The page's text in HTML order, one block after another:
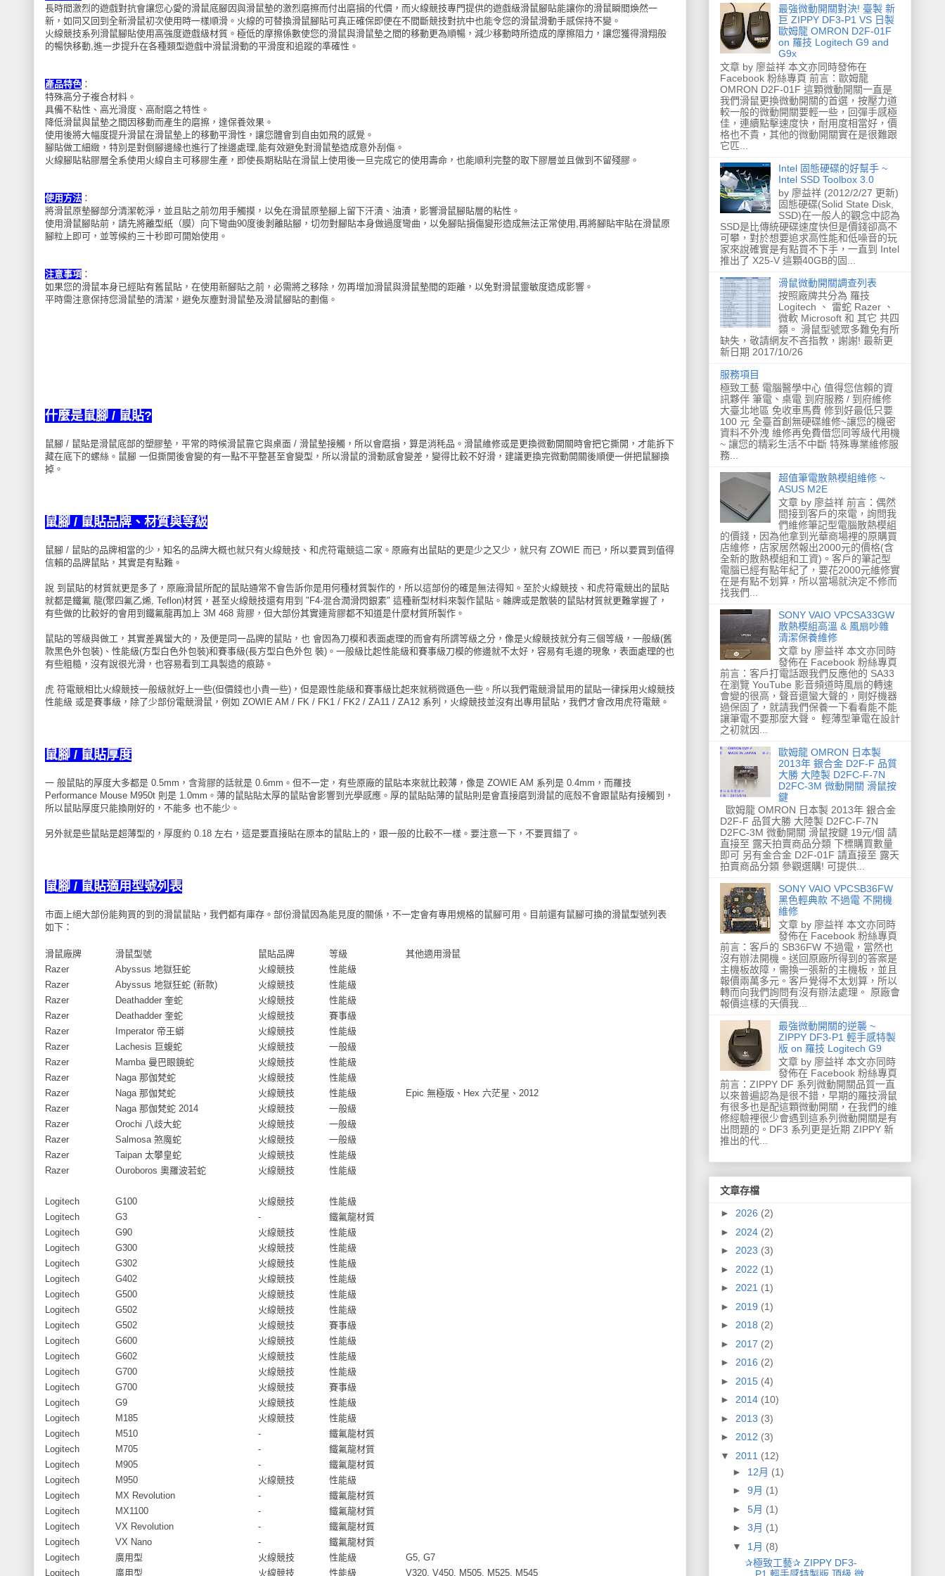
長時間激烈的遊戲對抗會讓您心愛的滑鼠底腳因與滑鼠墊的激烈磨擦而付出磨損的代價，而火線競技專門提供的遊戲級滑鼠腳貼能讓你的滑鼠瞬間煥然一
新，如同又回到全新滑鼠初次使用時一樣順滑。火線的可替換滑鼠腳貼可真正確保即便在不間斷競技對抗中也能令您的滑鼠滑動手感保持不變。
火線競技系列滑鼠腳貼使用高強度遊戲級材質。極低的摩擦係數使您的滑鼠與滑鼠墊之間的移動更為順暢，減少移動時所造成的摩擦阻力，讓您獲得滑翔般
的暢快移動,進一步提升在各種類型遊戲中滑鼠滑動的平滑度和追蹤的準確性。
產品特色 ：
特殊高分子複合材料。
具備不粘性、高光滑度、高耐磨之特性。
降低滑鼠與鼠墊之間因移動而產生的磨擦，達保養效果。
使用後將大幅度提升滑鼠在滑鼠墊上的移動平滑性，讓您體會到自由如飛的感覺。
腳貼做工細緻，特別是對倒腳邊緣也進行了挫邊處理,能有效避免對滑鼠墊造成意外刮傷。
火線腳貼粘膠層全系使用火線自主可移膠生產，即使長期粘貼在滑鼠上使用後一旦完成它的使用壽命，也能順利完整的取下膠層並且做到不留殘膠。
使用方法 ：
將滑鼠原墊腳部分清潔乾淨，並且貼之前勿用手觸摸，以免在滑鼠原墊腳上留下汗漬、油漬，影響滑鼠腳貼層的粘性。
使用滑鼠腳貼前，請先將離型紙（膜）向下彎曲90度後剝離貼腳，切勿對腳貼本身做過度彎曲，以免腳貼損傷變形造成無法正常使用,再將腳貼牢貼在滑鼠原
腳粒上即可，並等候約三十秒即可開始使用。
注意事項 ：
如果您的滑鼠本身已經貼有舊鼠貼，在使用新腳貼之前，必需將之移除，勿再增加滑鼠與滑鼠墊間的距離，以免對滑鼠靈敏度造成影響。
平時需注意保持您滑鼠墊的清潔，避免灰塵對滑鼠墊及滑鼠腳貼的劃傷。
什麼是鼠腳 / 鼠貼?
鼠腳 / 鼠貼是滑鼠底部的塑膠墊，平常的時候滑鼠靠它與桌面 / 滑鼠墊接觸，所以會磨損，算是消秏品。滑鼠維修或是更換微動開關時會把它撕開，才能拆下
藏在底下的螺絲。鼠腳 一但撕開後會變的有一點不平整甚至會變型，所以滑鼠的滑動感會變差，變得比較不好滑，建議更換完微動開關後順便一併把鼠腳換
掉。
鼠腳 / 鼠貼品牌、材質與等級
鼠腳 / 鼠貼的品牌相當的少，知名的品牌大概也就只有火線競技、和虎符電競這二家。原廠有出鼠貼的更是少之又少，就只有 ZOWIE 而已，所以要買到值得
信賴的品牌鼠貼，其實是有點難。
說 到鼠貼的材質就更是多了，原廠滑鼠所配的鼠貼通常不會告訴你是用何種材質製作的，所以這部份的確是無法得知。至於火線競技、和虎符電競出的鼠貼
就都是鐵氟 龍(聚四氟乙烯, Teflon)材質，甚至火線競技還有用到 "F4-混合潤滑閃銀素" 這種新型材料來製作鼠貼。雜牌或是散裝的鼠貼材質就更難掌握了，
有些做的比較好的會用到鐵氟龍再加上 3M 468 背膠，但大部份其實連背膠都不知道是什麼材質所製作。
鼠貼的等級與做工，其實差異蠻大的，及便是同一品牌的鼠貼，也 會因為刀模和表面處理的而會有所謂等級之分，像是火線競技就分有三個等級，一般級(舊
款黑色外包裝)、性能級(方型白色外包裝)和賽事級(長方型白色外包 裝)。一般級比起性能級和賽事級刀模的修邊就不太好，容易有毛邊的現象，表面處理的也
有些粗糙，沒有說很光滑，也容易看到工具製造的痕跡。
虎 符電競相比火線競技一般級就好上一些(但價錢也小貴一些)，但是跟性能級和賽事級比起來就稍微遜色一些。所以我們電競滑鼠用的鼠貼一律採用火線競技
性能級 或是賽事級，除了少部份電競滑鼠，例如 ZOWIE AM / FK / FK1 / FK2 / ZA11 / ZA12 系列，火線競技並沒有出專用鼠貼，我們才會改用虎符電競。
鼠腳 / 鼠貼厚度
一 般鼠貼的厚度大多都是 0.5mm，含背膠的話就是 0.6mm。但不一定，有些原廠的鼠貼本來就比較薄，像是 ZOWIE AM 系列是 0.4mm，而羅技
Performance Mouse M950t 則是 1.0mm。薄的鼠貼貼太厚的鼠貼會影響到光學感應。厚的鼠貼貼薄的鼠貼則是會直接磨到滑鼠的底殼不會跟鼠貼有接觸到，
所以鼠貼厚度只能換剛好的，不能多 也不能少。
另外就是些鼠貼是超薄型的，厚度約 0.18 左右，這是要直接貼在原本的鼠貼上的，跟一般的比較不一樣。要注意一下，不要買錯了。
鼠腳 / 鼠貼適用型號列表
市面上絕大部份能夠買的到的滑鼠鼠貼，我們都有庫存。部份滑鼠因為能見度的關係，不一定會有專用規格的鼠腳可用。目前還有鼠腳可換的滑鼠型號列表
如下：
滑鼠廠牌 滑鼠型號 鼠貼品牌 等級
其他適用滑鼠
Razer
Abyssus 地獄狂蛇 火線競技
性能級
Razer
Abyssus 地獄狂蛇 (新款) 火線競技
性能級
Razer
Deathadder 奎蛇 火線競技
性能級
Razer
Deathadder 奎蛇 火線競技
賽事級
Razer
Imperator 帝王蟒 火線競技
性能級
Razer
Lachesis 巨蝮蛇 火線競技
一般級
Razer
Mamba 曼巴眼鏡蛇 火線競技
性能級
Razer
Naga 那伽梵蛇 火線競技
性能級
Razer
Naga 那伽梵蛇 火線競技 性能級
Epic 無極版、Hex 六茫星、2012
Razer
Naga 那伽梵蛇 2014 火線競技
一般級
Razer
Orochi 八歧大蛇 火線競技
一般級
Razer
Salmosa 煞魔蛇 火線競技
一般級
Razer
Taipan 太攀皇蛇 火線競技
性能級
Razer
Ouroboros 奧羅波若蛇 火線競技 性能級
Logitech G100 火線競技
性能級
Logitech
G3 -
鐵氟龍材質
Logitech
G90 火線競技
性能級
Logitech
G300 火線競技
性能級
Logitech
G302 火線競技
性能級
Logitech
G402 火線競技
性能級
Logitech
G500 火線競技
性能級
Logitech
G502 火線競技
性能級
Logitech
G502 火線競技
賽事級
Logitech
G600 火線競技
性能級
Logitech
G602 火線競技
性能級
Logitech
G700 火線競技
性能級
Logitech
G700 火線競技
賽事級
Logitech
G9 火線競技
性能級
Logitech
M185 火線競技
性能級
Logitech
M510 -
鐵氟龍材質
Logitech
M705 -
鐵氟龍材質
Logitech
M905 -
鐵氟龍材質
Logitech
M950 火線競技
性能級
Logitech
MX Revolution -
鐵氟龍材質
Logitech
MX1100 -
鐵氟龍材質
Logitech
VX Revolution -
鐵氟龍材質
Logitech
VX Nano -
鐵氟龍材質
Logitech
廣用型 火線競技 性能級
G5, G7
Logitech
廣用型 火線競技 性能級 V320, V450, M505, M525, M545
最強微動開關對決! 臺製 新
巨 ZIPPY DF3-P1 VS 日製
歐姆龍 OMRON D2F-01F
on 羅技 Logitech G9 and
G9x
文章 by 廖益祥 本文亦同時發佈在
Facebook 粉絲專頁 前言：歐姆龍
OMRON D2F-01F 這顆微動開關一直是
我們滑鼠更換微動開關的首選，按壓力道
較一般的微動開關要輕一些，回彈手感極
佳，連續點擊速度快，耐用度相當好，價
格也不貴，其他的微動開關實在是很難跟
它匹...
Intel 固態硬碟的好幫手 ~
Intel SSD Toolbox 3.0
by 廖益祥 (2012/2/27 更新)
固態硬碟(Solid State Disk,
SSD)在一般人的觀念中認為
SSD是比傳統硬碟速度快但是價錢卻高不
可攀，對於想要追求高性能和低噪音的玩
家來說確實是有點買不下手，一直到 Intel
推出了 X25-V 這顆40GB的固...
滑鼠微動開關調查列表
按照廠牌共分為 羅技
Logitech 、 雷蛇 Razer 、
微軟 Microsoft 和 其它 共四
類。 滑鼠型號眾多難免有所
缺失，敬請網友不吝指教，謝謝! 最新更
新日期 2017/10/26
服務項目
極致工藝 電腦醫學中心 值得您信賴的資
訊夥伴 筆電、桌電 到府服務 / 到府維修
大臺北地區 免收車馬費 修到好最低只要
100 元 全臺首創無硬碟維修~讓您的機密
資料不外洩 維修再免費借您同等級代用機
~ 讓您的精彩生活不中斷 特殊專業維修服
務...
超值筆電散熱模組維修 ~
ASUS M2E
文章 by 廖益祥 前言：偶然
間接到客戶的來電，詢問我
們維修筆記型電腦散熱模組
的價錢，因為他拿到光華商場裡的原購買
店維修，店家居然報出2000元的價格(含
全新的散熱模組和工資)。客戶的筆記型
電腦已經有點年紀了，要花2000元維修實
在是有點不划算，所以當場就決定不修而
找我們...
SONY VAIO VPCSA33GW
散熱模組高溫 & 風扇吵雜
清潔保養維修
文章 by 廖益祥 本文亦同時
發佈在 Facebook 粉絲專頁
前言：客戶打電話跟我們反應他的 SA33
在瀏覽 YouTube 影音頻道時風扇的轉速
會變的很高，聲音還蠻大聲的，剛好機器
過保固了，就請我們保養一下看看能不能
讓筆電不要那麼大聲。 輕薄型筆電在設計
之初就因...
歐姆龍 OMRON 日本製
2013年 銀合金 D2F-F 品質
大勝 大陸製 D2FC-F-7N
D2FC-3M 微動開關 滑鼠按
鍵
歐姆龍 OMRON 日本製 2013年 銀合金
D2F-F 品質大勝 大陸製 D2FC-F-7N
D2FC-3M 微動開關 滑鼠按鍵 19元/個 請
直接至 露天拍賣商品分類 下標購買數量
即可 另有金合金 D2F-01F 請直接至 露天
拍賣商品分類 參觀選購! 可提供...
SONY VAIO VPCSB36FW
黑色輕典款 不過電 不開機
維修
文章 by 廖益祥 本文亦同時
發佈在 Facebook 粉絲專頁
前言：客戶的 SB36FW 不過電，當然也
沒有辦法開機。送回原廠所得到的答案是
主機板故障，需換一張新的主機板，並且
報價兩萬多元。客戶覺得不太划算，所以
轉而向我們詢問有沒有辦法處理。 原廠會
報價這樣的天價我...
最強微動開關的逆襲 ~
ZIPPY DF3-P1 輕手感特製
版 on 羅技 Logitech G9
文章 by 廖益祥 本文亦同時
發佈在 Facebook 粉絲專頁
前言：ZIPPY DF 系列微動開關品質一直
以來普遍認為是很不錯，早期的羅技滑鼠
有很多也是配這顆微動開關，在我們的維
修經驗裡很少會遇到這系列微動開關是有
出問題的。DF3 系列更是近期 ZIPPY 新
推出的代...
文章存檔
► 2026 (2)
► 2024 (2)
► 2023 (3)
► 2022 (1)
► 2021 (1)
► 2019 (1)
► 2018 (2)
► 2017 (2)
► 2016 (2)
► 2015 (4)
► 2014 (10)
► 2013 (3)
► 2012 (3)
▼ 2011 (12)
► 12月 (1)
► 9月 (1)
► 5月 (1)
► 3月 (1)
▼ 1月 (8)
✰極致工藝✰ ZIPPY DF3-